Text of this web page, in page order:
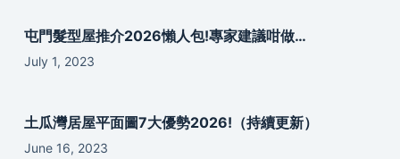
屯門髮型屋推介2026懶人包!專家建議咁做…
July 1, 2023
土瓜灣居屋平面圖7大優勢2026!（持續更新）
June 16, 2023